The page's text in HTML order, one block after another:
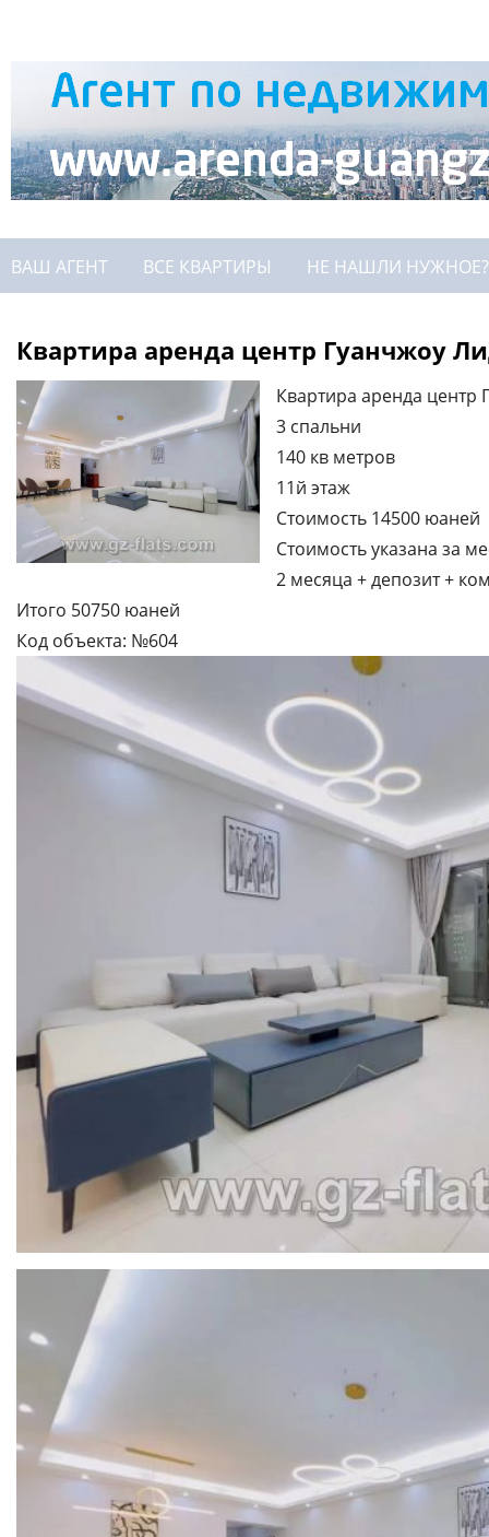
ВАШ АГЕНТ ВСЕ КВАРТИРЫ НЕ НАШЛИ НУЖНОЕ?
Квартира аренда центр Гуанчжоу
Квартира аренда центр
3 спальни
140 кв метров
11й этаж
Стоимость 14500 юаней
Стоимость указана за
2 месяца + депозит +
Итого 50750 юаней
Код объекта: №604